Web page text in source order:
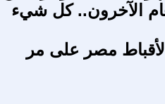
الآخرون.. كل شيء
مصر على مر